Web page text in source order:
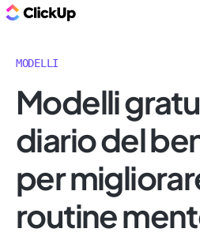
MODELLI
Modelli
diario del
per
routine